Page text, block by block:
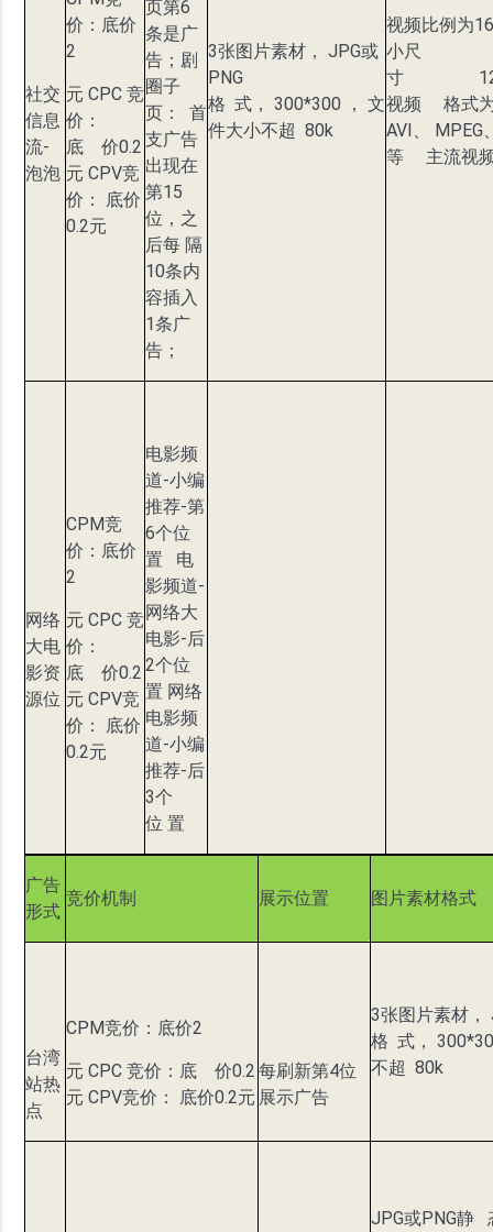
社交
信息
流-
泡泡
价：底价
2
元 CPC 竞
价：
底 价0.2
元 CPV竞
价： 底价
0.2元
页第6
条是广
告；剧
圈子
页： 首
支广告
出现在
第15
位，之
后每 隔
10条内
容插入
1条广
告；
3张图片素材， JPG或
PNG
格 式， 300*300 ， 文
件大小不超 80k
视频比例为
小尺
寸
视频 格式
AVI、 MPEG
等 主流视
网络
大电
影资
源位
CPM竞
价：底价
2
元 CPC 竞
价：
底 价0.2
元 CPV竞
价： 底价
0.2元
电影频
道-小编
推荐-第
6个位
置 电
影频道-
网络大
电影-后
2个位
置 网络
电影频
道-小编
推荐-后
3个
位 置
广告
形式
竞价机制 展示位置 图片素材格式
台湾
站热
点
CPM竞价：底价2
元 CPC 竞价：底 价0.2
元 CPV竞价： 底价0.2元
每刷新第4位
展示广告
3张图片素材，
格 式，
不超 80k
JPG或PNG静